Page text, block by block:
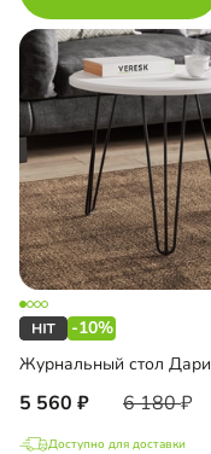
-10%
Журнальный стол
5 560 6 180
Доступно для доставки